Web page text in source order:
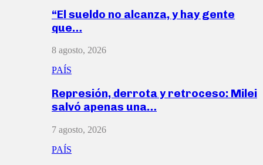
“El sueldo no alcanza, y hay gente
que…
8 agosto, 2026
PAÍS
Represión, derrota y retroceso: Milei
salvó apenas una…
7 agosto, 2026
PAÍS